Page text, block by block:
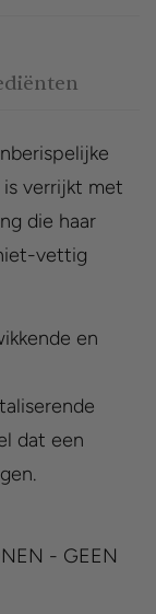
verrijkt met
die haar
vettig
en
dat een
- GEEN